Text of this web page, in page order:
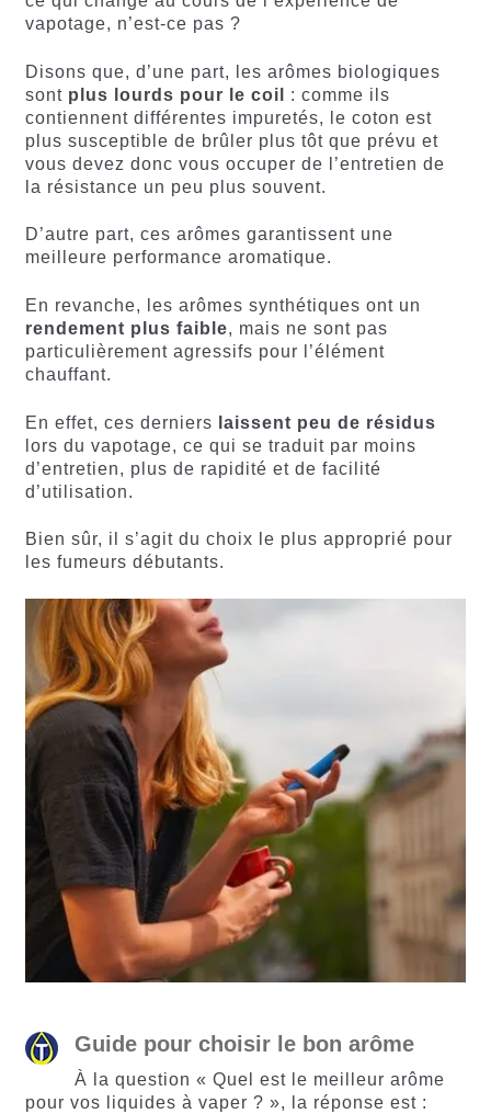
vapotage, n’est-ce pas ?
Disons que, d’une part, les arômes biologiques
sont plus lourds pour le coil
: comme ils
contiennent différentes impuretés, le coton est
plus susceptible de brûler plus tôt que prévu et
vous devez donc vous occuper de l’entretien de
la résistance un peu plus souvent.
D’autre part, ces arômes garantissent une
meilleure performance aromatique.
En revanche, les arômes synthétiques ont un
rendement plus faible, mais ne sont pas
particulièrement agressifs pour l’élément
chauffant.
En effet, ces derniers
laissent peu de résidus
lors du vapotage, ce qui se traduit par moins
d’entretien, plus de rapidité et de facilité
d’utilisation.
Bien sûr, il s’agit du choix le plus approprié pour
les fumeurs débutants.
Guide pour choisir le bon arôme
À la question « Quel est le meilleur arôme
pour vos liquides à vaper ? », la réponse est :